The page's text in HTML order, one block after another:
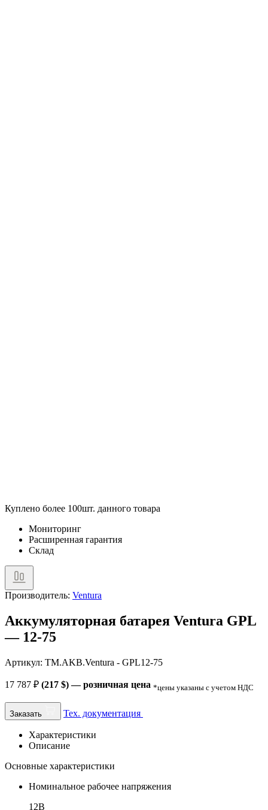
Куплено более 100шт. данного товара
Мониторинг
Расширенная гарантия
Склад
Производитель: Ventura
Аккумуляторная батарея Ventura GPL
— 12-75
Артикул: TM.AKB.Ventura - GPL12-75
17 787 ₽ (217 $) — розничная цена *цены указаны с учетом НДС
Заказать Тех. документация
Характеристики
Описание
Основные характеристики
Номинальное рабочее напряжения
12В